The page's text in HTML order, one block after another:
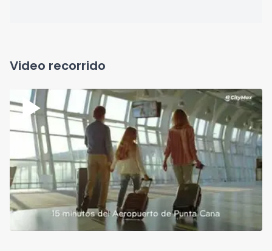
Video recorrido